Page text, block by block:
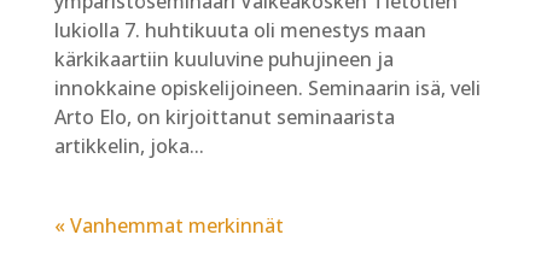
lukiolla 7. huhtikuuta oli menestys maan
kärkikaartiin kuuluvine puhujineen ja
innokkaine opiskelijoineen. Seminaarin isä, veli
Arto Elo, on kirjoittanut seminaarista
artikkelin, joka...
« Vanhemmat merkinnät